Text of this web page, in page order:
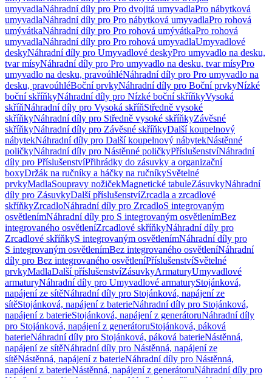
umyvadlaNáhradní díly pro Pro dvojitá umyvadlaPro nábytková
umyvadlaNáhradní díly pro Pro nábytková umyvadlaPro rohová
umývátkaNáhradní díly pro Pro rohová umývátkaPro rohová
umyvadlaNáhradní díly pro Pro rohová umyvadlaUmyvadlové
deskyNáhradní díly pro Umyvadlové deskyPro umyvadlo na desku,
tvar mísyNáhradní díly pro Pro umyvadlo na desku, tvar mísyPro
umyvadlo na desku, pravoúhléNáhradní díly pro Pro umyvadlo na
desku, pravoúhléBoční prvkyNáhradní díly pro Boční prvkyNízké
boční skříňkyNáhradní díly pro Nízké boční skříňkyVysoká
skříňNáhradní díly pro Vysoká skříňStředně vysoké
skříňkyNáhradní díly pro Středně vysoké skříňkyZávěsné
skříňkyNáhradní díly pro Závěsné skříňkyDalší koupelnový
nábytekNáhradní díly pro Další koupelnový nábytekNástěnné
poličkyNáhradní díly pro Nástěnné poličkyPříslušenstvíNáhradní
díly pro PříslušenstvíPřihrádky do zásuvky a organizační
boxyDržák na ručníky a háčky na ručníkySvětelné
prvkyMadlaSoupravy nožičekMagnetické tabuleZásuvkyNáhradní
díly pro ZásuvkyDalší příslušenstvíZrcadla a zrcadlové
skříňkyZrcadloNáhradní díly pro ZrcadloS integrovaným
osvětlenímNáhradní díly pro S integrovaným osvětlenímBez
integrovaného osvětleníZrcadlové skříňkyNáhradní díly pro
Zrcadlové skříňkyS integrovaným osvětlenímNáhradní díly pro
S integrovaným osvětlenímBez integrovaného osvětleníNáhradní
díly pro Bez integrovaného osvětleníPříslušenstvíSvětelné
prvkyMadlaDalší příslušenstvíZásuvkyArmaturyUmyvadlové
armaturyNáhradní díly pro Umyvadlové armaturyStojánková,
napájení ze sítěNáhradní díly pro Stojánková, napájení ze
sítěStojánková, napájení z baterieNáhradní díly pro Stojánková,
napájení z baterieStojánková, napájení z generátoruNáhradní díly
pro Stojánková, napájení z generátoruStojánková, páková
baterieNáhradní díly pro Stojánková, páková baterieNástěnná,
napájení ze sítěNáhradní díly pro Nástěnná, napájení ze
sítěNástěnná, napájení z baterieNáhradní díly pro Nástěnná,
napájení z baterieNástěnná, napájení z generátoruNáhradní díly pro